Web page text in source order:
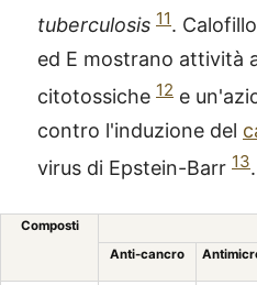
tuberculosis 11.
ed E mostrano attività
citotossiche 12 e
contro l'induzione del
virus di Epstein-Barr 13.
Composti
Anti-cancro